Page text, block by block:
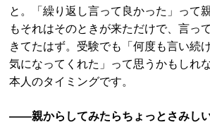
と。「繰り返し言って良かった」って
もそれはそのときが来ただけで、言っ
きてたはず。受験でも「何度も言い続
気になってくれた」って思うかもしれ
本人のタイミングです。
――親からしてみたらちょっとさみし